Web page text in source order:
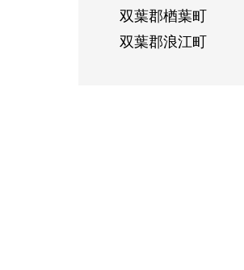
双葉郡楢葉町
双葉郡浪江町